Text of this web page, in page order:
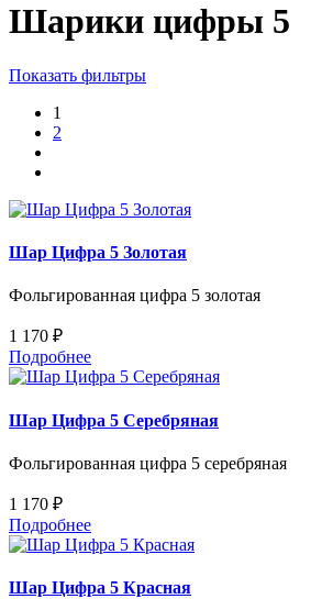
Шарики цифры 5
Показать фильтры
1
2
Шар Цифра 5 Золотая
Фольгированная цифра 5 золотая
1 170 ₽
Подробнее
Шар Цифра 5 Серебряная
Фольгированная цифра 5 серебряная
1 170 ₽
Подробнее
Шар Цифра 5 Красная